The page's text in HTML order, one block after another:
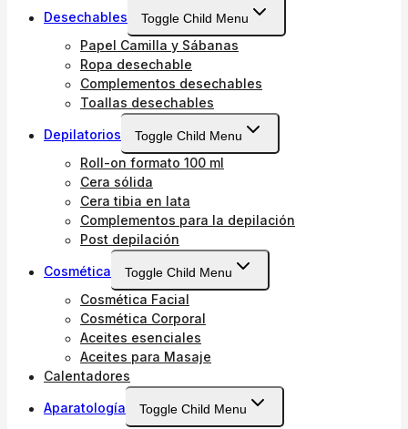
Desechables Toggle Child Menu
Papel Camilla y Sábanas
Ropa desechable
Complementos desechables
Toallas desechables
Depilatorios Toggle Child Menu
Roll-on formato 100 ml
Cera sólida
Cera tibia en lata
Complementos para la depilación
Post depilación
Cosmética Toggle Child Menu
Cosmética Facial
Cosmética Corporal
Aceites esenciales
Aceites para Masaje
Calentadores
Aparatología Toggle Child Menu